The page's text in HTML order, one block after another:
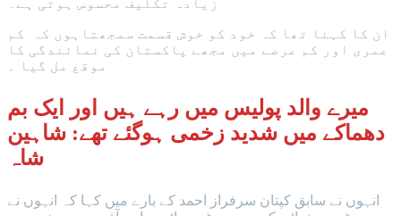
ان کا کہنا تھا کہ خود کو خوش قسمت سمجھتاہوں کہ کم
عمری اور کم عرصے میں مجھے پاکستان کی نمائندگی کا
موقع مل گیا ۔
میرے والد پولیس میں رہے ہیں اور ایک بم
دھماکے میں شدید زخمی ہوگئے تھے: شاہین
شاہ
انہوں نے سابق کپتان سرفراز احمد کے بارے میں کہا کہ انہوں نے